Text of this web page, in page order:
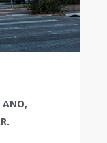
ANO,